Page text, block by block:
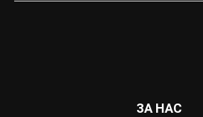
ЗА НАС